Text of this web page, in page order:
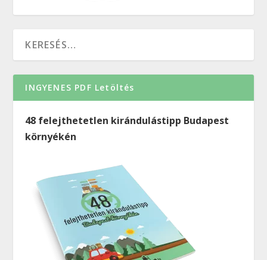
INGYENES PDF Letöltés
48 felejthetetlen kirándulástipp Budapest
környékén